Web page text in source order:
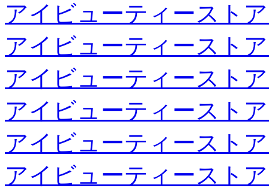
アイビューティースト
アイビューティースト
アイビューティースト
アイビューティースト
アイビューティースト
アイビューティースト